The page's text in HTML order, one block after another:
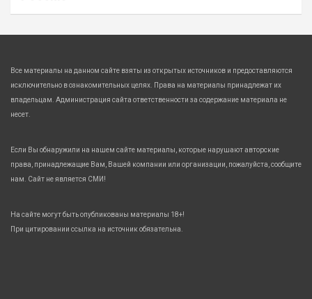
Все материалы на данном сайте взяты из открытых источников и предоставляются
исключительно в ознакомительных целях. Права на материалы принадлежат их
владельцам. Администрация сайта ответственности за содержание материала не
несет.
Если Вы обнаружили на нашем сайте материалы, которые нарушают авторские
права, принадлежащие Вам, Вашей компании или организации, пожалуйста, сообщите
нам. Сайт не является СМИ!
На сайте могут быть опубликованы материалы 18+!
При цитировании ссылка на источник обязательна.